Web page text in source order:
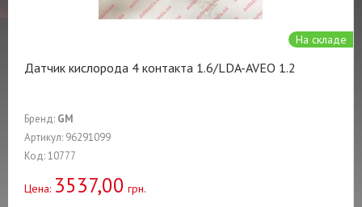
На складе
Датчик кислорода 4 контакта 1.6/LDA-AVEO 1.2
Бренд: GM
Артикул: 96291099
Код: 10777
Цена: 3537,00 грн.